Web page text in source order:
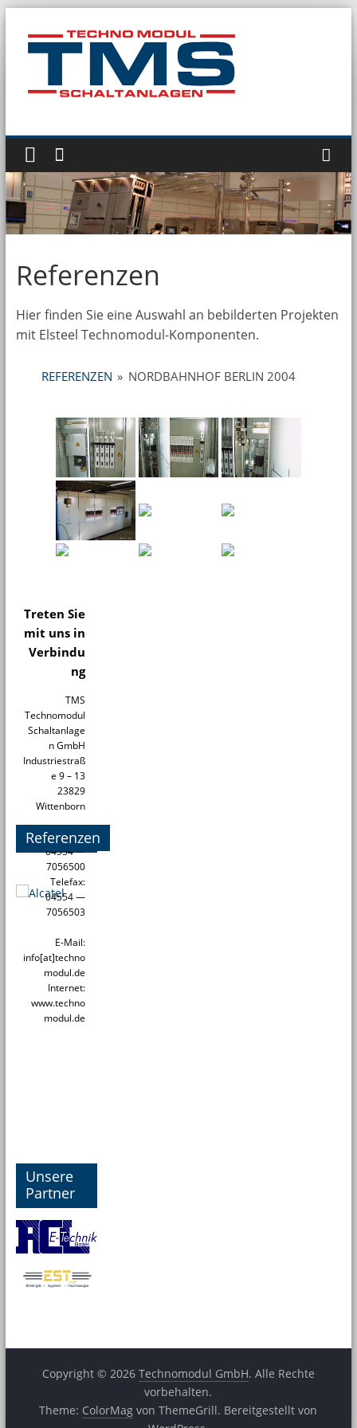
Inhalt
springen
Technomodul
GmbH
Referenzen
Hier finden Sie eine Auswahl an bebilderten Projekten
mit Elsteel Technomodul-Komponenten.
REFERENZEN » NORDBAHNHOF BERLIN 2004
Treten Sie
mit uns in
Verbindu
ng
TMS
Technomodul
Schaltanlage
n GmbH
Industriestraß
e 9 – 13
23829
Wittenborn
Telefon:
04554 —
7056500
Telefax:
04554 —
7056503
E-Mail:
info[at]techno
modul.de
Internet:
www.techno
modul.de
Referenzen
Unsere
Partner
Copyright © 2026 Technomodul GmbH. Alle Rechte
vorbehalten.
Theme: ColorMag von ThemeGrill. Bereitgestellt von